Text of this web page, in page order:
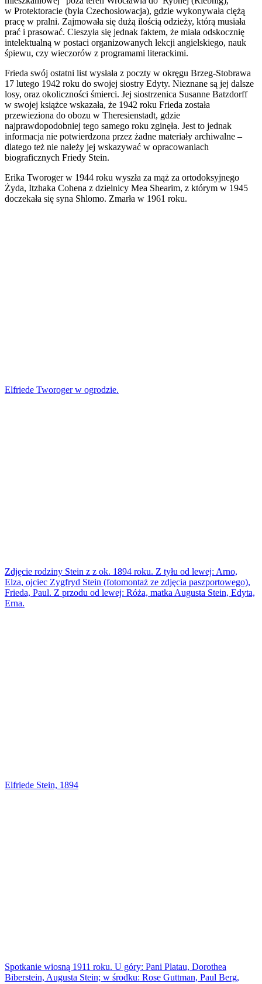
w Protektoracie (była Czechosłowacja), gdzie wykonywała ciężą
pracę w pralni. Zajmowała się dużą ilością odzieży, którą musiała
prać i prasować. Cieszyła się jednak faktem, że miała odskocznię
intelektualną w postaci organizowanych lekcji angielskiego, nauk
śpiewu, czy wieczorów z programami literackimi.
Frieda swój ostatni list wysłała z poczty w okręgu Brzeg-Stobrawa
17 lutego 1942 roku do swojej siostry Edyty. Nieznane są jej dalsze
losy, oraz okoliczności śmierci. Jej siostrzenica Susanne Batzdorff
w swojej książce wskazała, że 1942 roku Frieda została
przewieziona do obozu w Theresienstadt, gdzie
najprawdopodobniej tego samego roku zginęła. Jest to jednak
informacja nie potwierdzona przez żadne materiały archiwalne –
dlatego też nie należy jej wskazywać w opracowaniach
biograficznych Friedy Stein.
Erika Tworoger w 1944 roku wyszła za mąż za ortodoksyjnego
Żyda, Itzhaka Cohena z dzielnicy Mea Shearim, z którym w 1945
doczekała się syna Shlomo. Zmarła w 1961 roku.
Elfriede Tworoger w ogrodzie.
Zdjęcie rodziny Stein z z ok. 1894 roku. Z tyłu od lewej: Arno,
Elza, ojciec Zygfryd Stein (fotomontaż ze zdjęcia paszportowego),
Frieda, Paul. Z przodu od lewej: Róża, matka Augusta Stein, Edyta,
Erna.
Elfriede Stein, 1894
Spotkanie wiosną 1911 roku. U góry: Pani Platau, Dorothea
Biberstein, Augusta Stein; w środku: Rose Guttman, Paul Berg,